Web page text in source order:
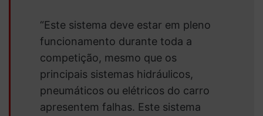
“Este sistema deve estar em pleno
funcionamento durante toda a
competição, mesmo que os
principais sistemas hidráulicos,
pneumáticos ou elétricos do carro
apresentem falhas. Este sistema